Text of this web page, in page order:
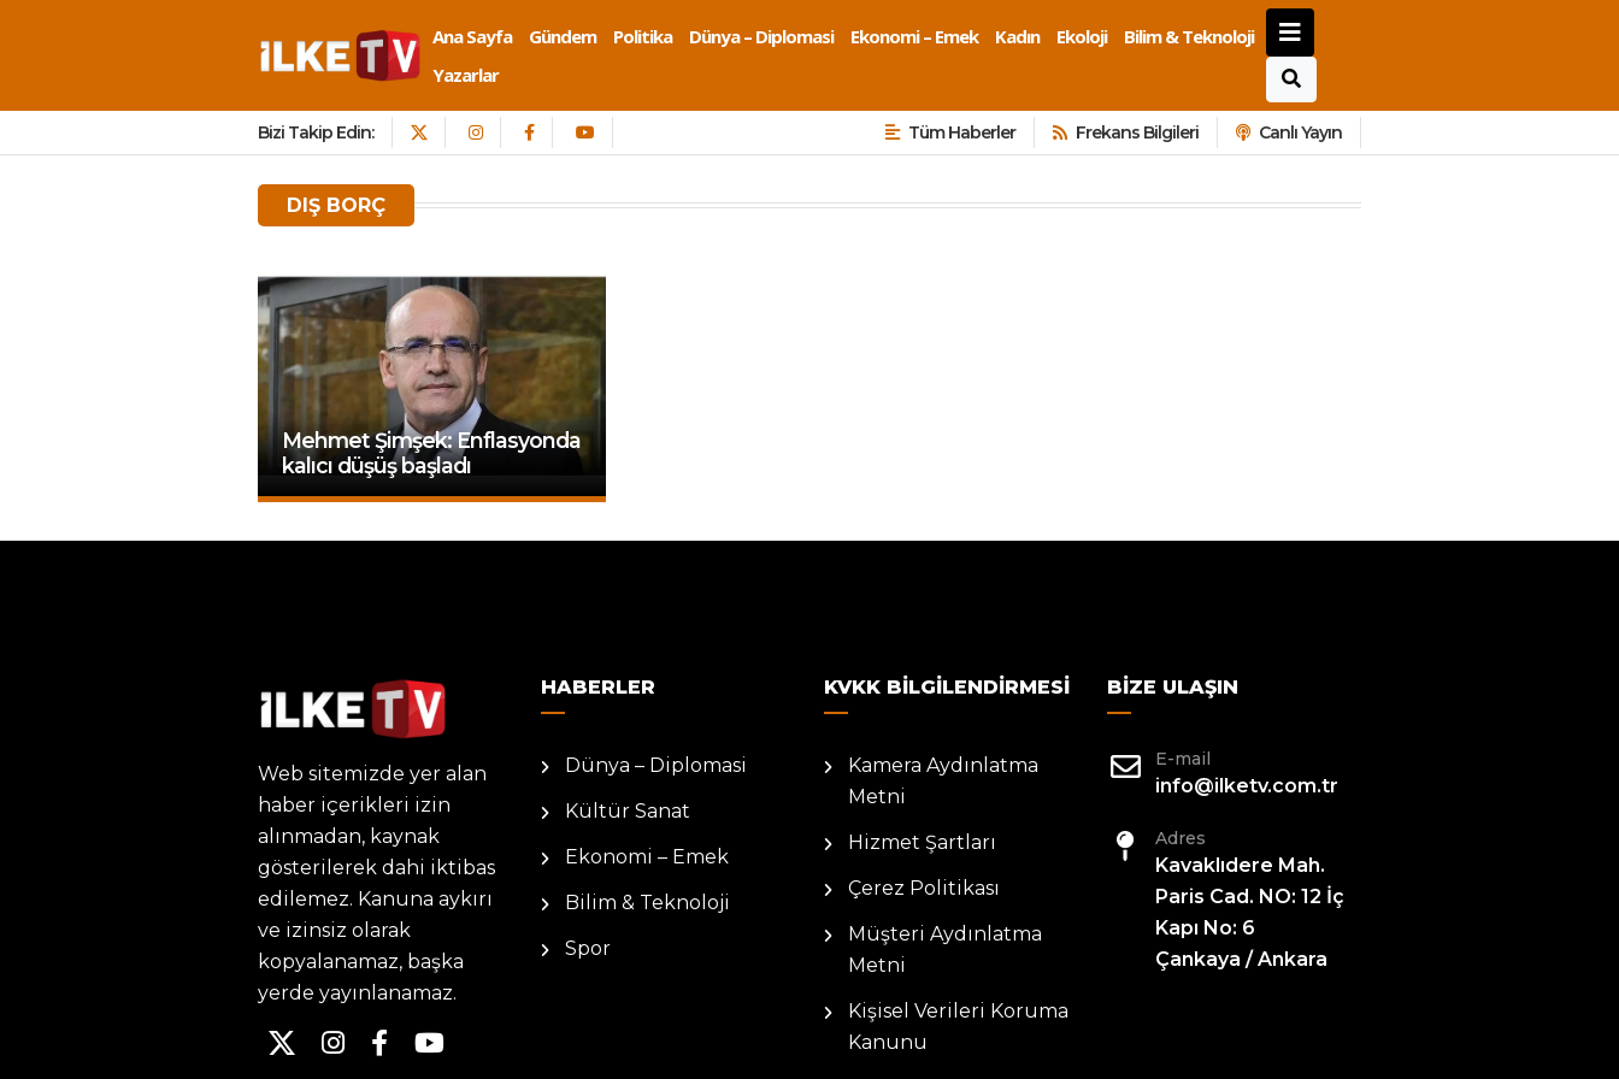
Ana Sayfa Gündem Politika Dünya – Diplomasi Ekonomi – Emek Kadın Ekoloji
Bilim & Teknoloji
Yazarlar
Bizi Takip Edin: Tüm Haberler Frekans Bilgileri Canlı Yayın
DIŞ BORÇ
Mehmet Şimşek: Enflasyonda
kalıcı düşüş başladı
Web sitemizde yer alan
haber içerikleri izin
alınmadan, kaynak
gösterilerek dahi iktibas
edilemez. Kanuna aykırı
ve izinsiz olarak
kopyalanamaz, başka
yerde yayınlanamaz.
HABERLER
Dünya – Diplomasi
Kültür Sanat
Ekonomi – Emek
Bilim & Teknoloji
Spor
KVKK BILGILENDIRMESI
Kamera Aydınlatma
Metni
Hizmet Şartları
Çerez Politikası
Müşteri Aydınlatma
Metni
Kişisel Verileri Koruma
Kanunu
BIZE ULAŞIN
E-mail
info@ilketv.com.tr
Adres
Kavaklıdere Mah.
Paris Cad. NO: 12 İç
Kapı No: 6
Çankaya / Ankara